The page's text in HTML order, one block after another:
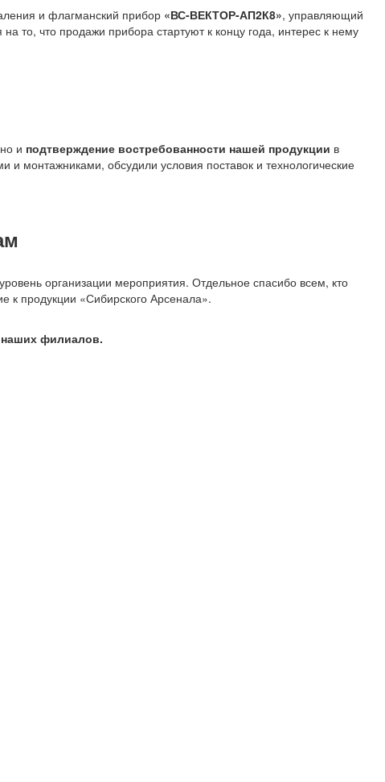
и флагманский прибор «ВС-ВЕКТОР-АП2К8», управляющий
то, что продажи прибора стартуют к концу года, интерес к нему
и подтверждение востребованности нашей продукции в
монтажниками, обсудили условия поставок и технологические
организации мероприятия. Отдельное спасибо всем, кто
к продукции «Сибирского Арсенала».
наших филиалов.